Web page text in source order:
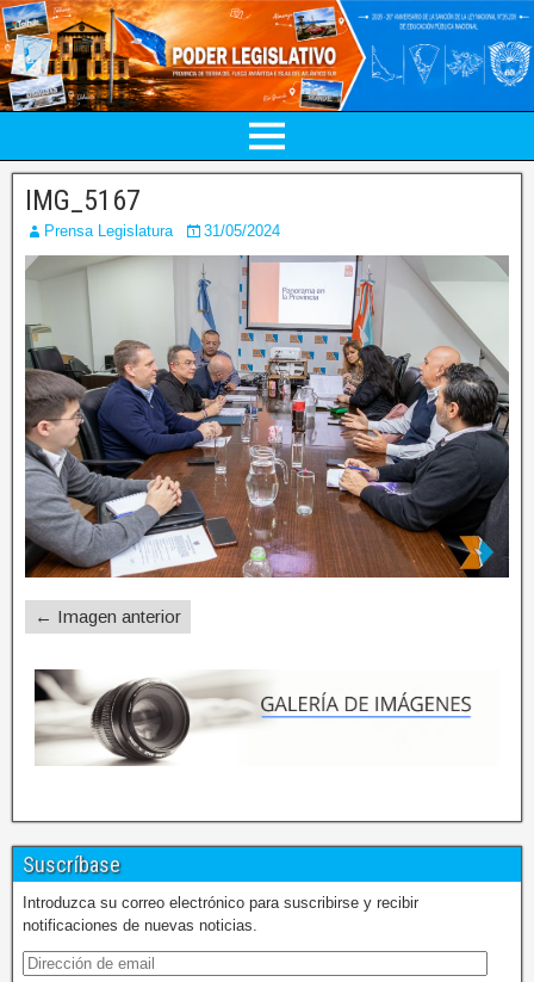
IMG_5167
Prensa Legislatura 31/05/2024
← Imagen anterior
Suscríbase
Introduzca su correo electrónico para suscribirse y recibir
notificaciones de nuevas noticias.